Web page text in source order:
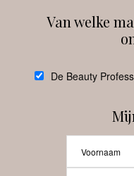
Van welke
De Beauty